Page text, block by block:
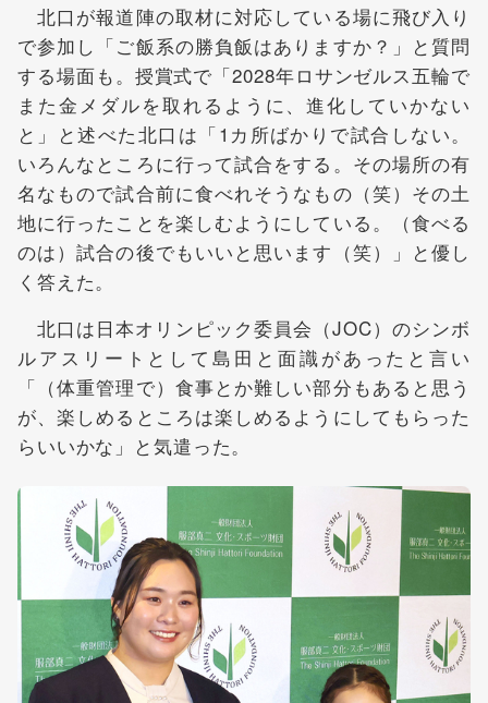
北口が報道陣の取材に対応している場に飛び入り
で参加し「ご飯系の勝負飯はありますか？」と質問
する場面も。授賞式で「2028年ロサンゼルス五輪で
また金メダルを取れるように、進化していかない
と」と述べた北口は「1カ所ばかりで試合しない。
いろんなところに行って試合をする。その場所の有
名なもので試合前に食べれそうなもの（笑）その土
地に行ったことを楽しむようにしている。（食べる
のは）試合の後でもいいと思います（笑）」と優し
く答えた。
北口は日本オリンピック委員会（JOC）のシンボ
ルアスリートとして島田と面識があったと言い
「（体重管理で）食事とか難しい部分もあると思う
が、楽しめるところは楽しめるようにしてもらった
らいいかな」と気遣った。